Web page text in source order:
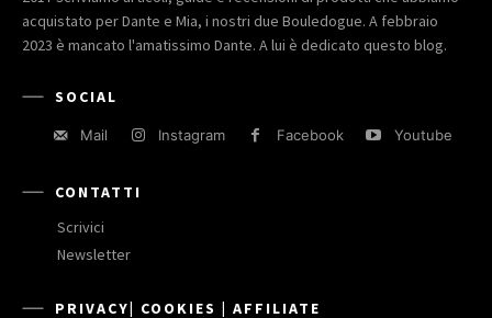
acquistato per Dante e Mia, i nostri due Bouledogue. A febbraio
2023 è mancato l'amatissimo Dante. A lui è dedicato questo blog.
SOCIAL
Mail Instagram Facebook Youtube
CONTATTI
Scrivici
Newsletter
PRIVACY| COOKIES | AFFILIATE